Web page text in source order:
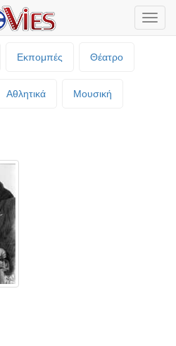
Εκπομπές Θέατρο
Αθλητικά Μουσική